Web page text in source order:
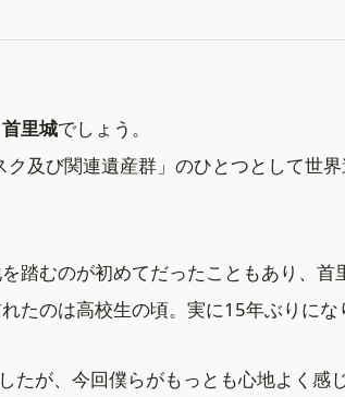
首里城でしょう。
及び関連遺産群」のひとつとして世
踏むのが初めてだったこともあり、首
たのは高校生の頃。実に15年ぶりにな
たが、今回僕らがもっとも心地よく感